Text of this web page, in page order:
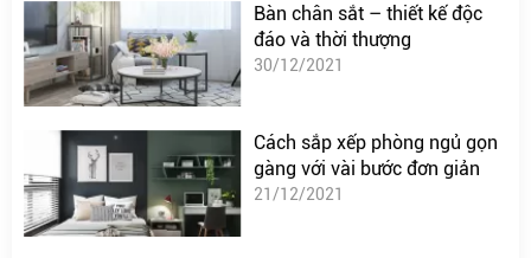
Bàn chân sắt – thiết kế độc
đáo và thời thượng
30/12/2021
Cách sắp xếp phòng ngủ gọn
gàng với vài bước đơn giản
21/12/2021